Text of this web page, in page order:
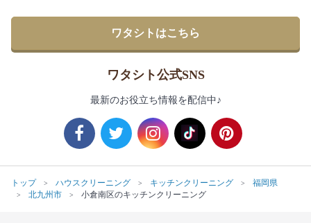
ワタシトはこちら
ワタシト公式SNS
最新のお役立ち情報を配信中♪
トップ ハウスクリーニング キッチンクリーニング
福岡県
北九州市
小倉南区のキッチンクリーニング